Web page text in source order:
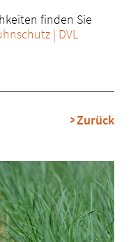
finden Sie
| DVL
Zurück